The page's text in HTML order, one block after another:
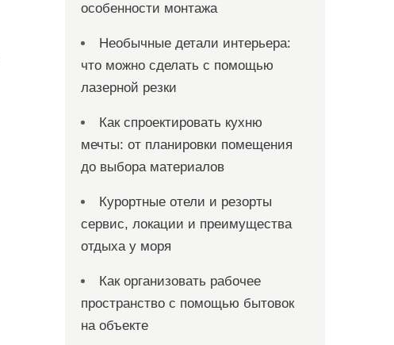
особенности монтажа
Необычные детали интерьера:
что можно сделать с помощью
лазерной резки
Как спроектировать кухню
мечты: от планировки помещения
до выбора материалов
Курортные отели и резорты
сервис, локации и преимущества
отдыха у моря
Как организовать рабочее
пространство с помощью бытовок
на объекте